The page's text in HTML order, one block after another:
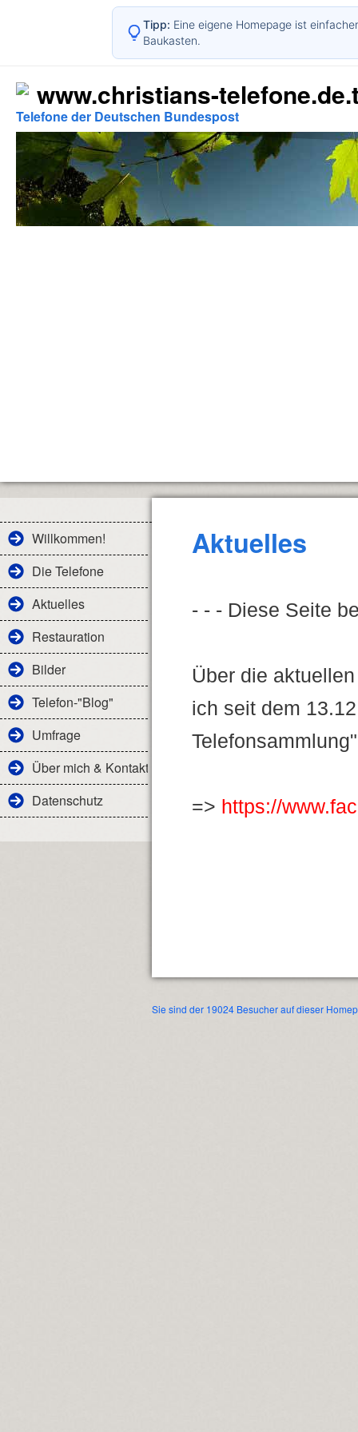
www.christians-
Telefone der Deutschen Bundespost
Willkommen!
Die Telefone
Aktuelles
Restauration
Bilder
Telefon-"Blog"
Umfrage
Über mich & Kontakt
Datenschutz
Aktuelles
- - - Diese Seite
Über die
ich seit dem
=> https://
Sie sind der 19024 Besucher auf dieser
Tipp: Eine eigene Homepage ist
Baukasten.